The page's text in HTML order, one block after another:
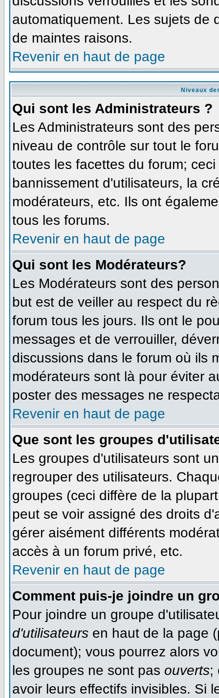
automatiquement. Les sujets de
de maintes raisons.
Revenir en haut de page
Niveaux
Qui sont les Administrateurs ?
Les Administrateurs sont des
niveau de contrôle sur tout le
toutes les facettes du forum;
bannissement d'utilisateurs, la
modérateurs, etc. Ils ont
tous les forums.
Revenir en haut de page
Qui sont les Modérateurs?
Les Modérateurs sont des
but est de veiller au respect du
forum tous les jours. Ils ont le
messages et de verrouiller,
discussions dans le forum où ils
modérateurs sont là pour éviter
poster des messages ne
Revenir en haut de page
Que sont les groupes
Les groupes d'utilisateurs sont
regrouper des utilisateurs.
groupes (ceci diffère de la
peut se voir assigné des droits
gérer aisément différents
accès à un forum privé, etc.
Revenir en haut de page
Comment puis-je joindre un
Pour joindre un groupe
d'utilisateurs en haut de la page
document); vous pourrez alors
les groupes ne sont pas ouverts;
avoir leurs effectifs invisibles. Si